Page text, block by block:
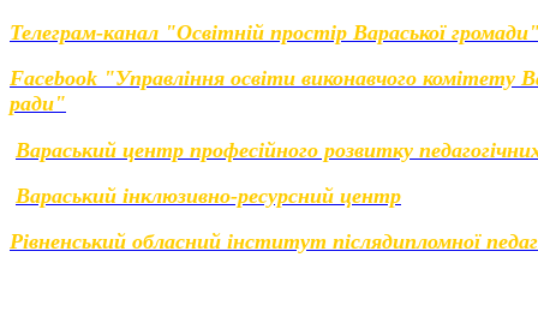
Телеграм-канал "Освітній простір Вараської
Facebook "Управління освіти виконавчого комітету
ради"
Вараський центр професійного розвитку
Вараський інклюзивно-ресурсний центр
Рівненський обласний інститут післядипломної